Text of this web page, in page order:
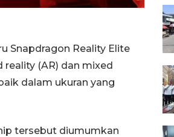
Snapdragon Reality Elite
(AR) dan mixed
dalam ukuran yang
tersebut diumumkan